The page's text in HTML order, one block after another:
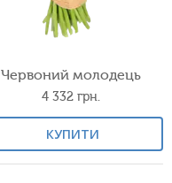
Червоний молодець
4 332 грн.
КУПИТИ